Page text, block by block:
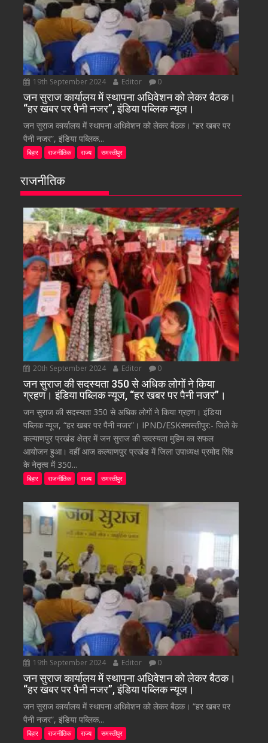
19th September 2024 Editor 0
जन सुराज कार्यालय में स्थापना अधिवेशन को लेकर बैठक।
“हर खबर पर पैनी नजर”, इंडिया पब्लिक न्यूज।
जन सुराज कार्यालय में स्थापना अधिवेशन को लेकर बैठक। “हर खबर पर
पैनी नजर”, इंडिया पब्लिक...
बिहार राजनीतिक राज्य समस्तीपुर
राजनीतिक
20th September 2024 Editor 0
जन सुराज की सदस्यता 350 से अधिक लोगों ने किया
ग्रहण। इंडिया पब्लिक न्यूज, “हर खबर पर पैनी नजर”।
जन सुराज की सदस्यता 350 से अधिक लोगों ने किया ग्रहण। इंडिया
पब्लिक न्यूज, “हर खबर पर पैनी नजर”। IPND/ESKसमस्तीपुर:- जिले के
कल्याणपुर प्रखंड क्षेत्र में जन सुराज की सदस्यता मुहिम का सफल
आयोजन हुआ। वहीं आज कल्याणपुर प्रखंड में जिला उपाध्यक्ष प्रमोद सिंह
के नेतृत्व में 350...
बिहार राजनीतिक राज्य समस्तीपुर
19th September 2024 Editor 0
जन सुराज कार्यालय में स्थापना अधिवेशन को लेकर बैठक।
“हर खबर पर पैनी नजर”, इंडिया पब्लिक न्यूज।
जन सुराज कार्यालय में स्थापना अधिवेशन को लेकर बैठक। “हर खबर पर
पैनी नजर”, इंडिया पब्लिक...
बिहार राजनीतिक राज्य समस्तीपुर